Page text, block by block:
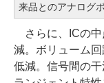
来品とのアナログ
さらに、ICの中
減。ボリューム
低減。信号間の